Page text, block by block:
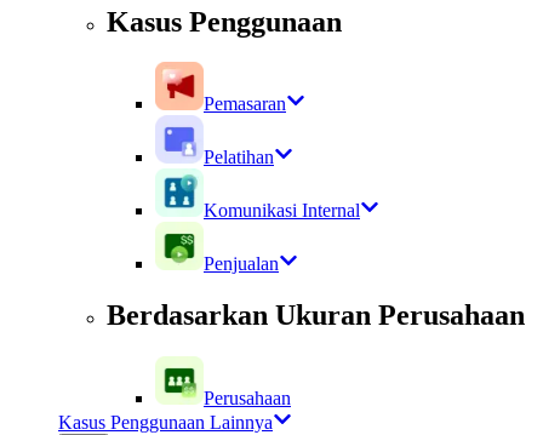
Kasus Penggunaan
Pemasaran
Pelatihan
Komunikasi Internal
Penjualan
Berdasarkan Ukuran Perusahaan
Perusahaan
Kasus Penggunaan Lainnya